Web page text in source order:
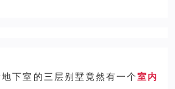
下室的三层别墅竟然有一个室内